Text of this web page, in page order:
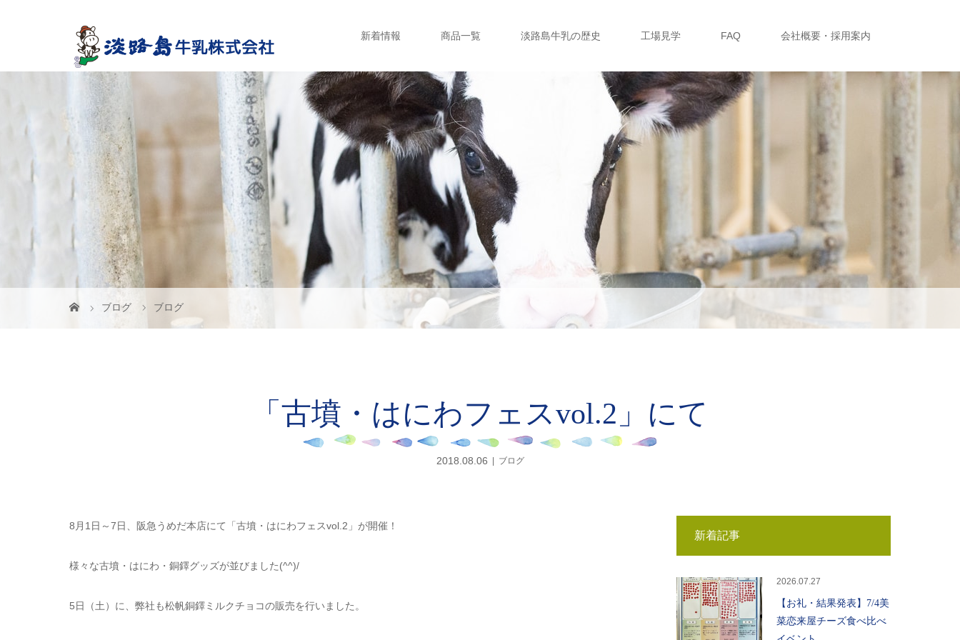
新着情報 商品一覧 淡路島牛乳の歴史 工場見学 FAQ 会社概要・採用案内
ブログ ブログ
「古墳・はにわフェスvol.2」にて
2018.08.06 ブログ
8月1日～7日、阪急うめだ本店にて「古墳・はにわフェスvol.2」が開催！
様々な古墳・はにわ・銅鐸グッズが並びました(^^)/
5日（土）に、弊社も松帆銅鐸ミルクチョコの販売を行いました。
新着記事
2026.07.27
【お礼・結果発表】7/4美
菜恋来屋チーズ食べ比べ